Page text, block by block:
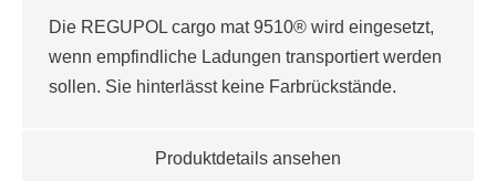
Die REGUPOL cargo mat 9510® wird eingesetzt,
wenn empfindliche Ladungen transportiert werden
sollen. Sie hinterlässt keine Farbrückstände.
Produktdetails ansehen